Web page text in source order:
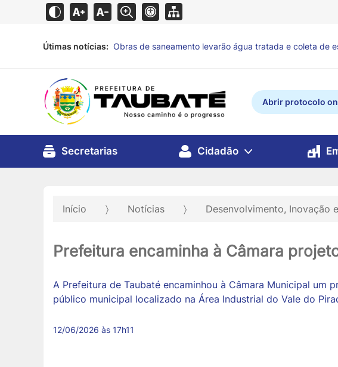
Útimas notícias: Fundo Social incentiva doação de alimentos para
Abrir protocolo
Secretarias Cidadão
Início Notícias Desenvolvimento, Inovação
Prefeitura encaminha à Câmara
A Prefeitura de Taubaté encaminhou à Câmara Municipal
público municipal localizado na Área Industrial do Vale do
12/06/2026 às 17h11